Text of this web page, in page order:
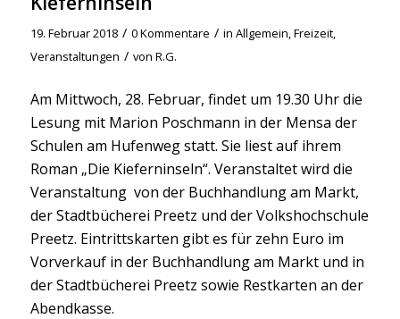
19. Februar 2018 / 0 Kommentare / in Allgemein,Freizeit,
Veranstaltungen / von R.G.
Am Mittwoch, 28. Februar, findet um 19.30 Uhr die
Lesung mit Marion Poschmann in der Mensa der
Schulen am Hufenweg statt. Sie liest auf ihrem
Roman „Die Kieferninseln“. Veranstaltet wird die
Veranstaltung von der Buchhandlung am Markt,
der Stadtbücherei Preetz und der Volkshochschule
Preetz. Eintrittskarten gibt es für zehn Euro im
Vorverkauf in der Buchhandlung am Markt und in
der Stadtbücherei Preetz sowie Restkarten an der
Abendkasse.